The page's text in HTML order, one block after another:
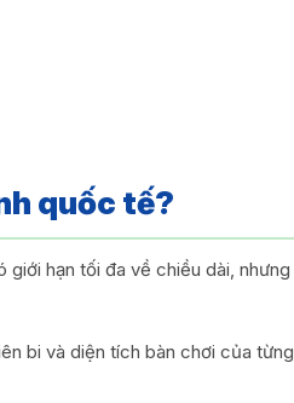
quốc tế?
hạn tối đa về chiều dài, nhưng
bi và diện tích bàn chơi của từng